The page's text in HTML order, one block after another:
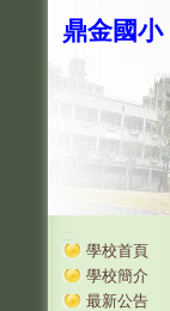
鼎金國小
:::
學校首頁
學校簡介
最新公告